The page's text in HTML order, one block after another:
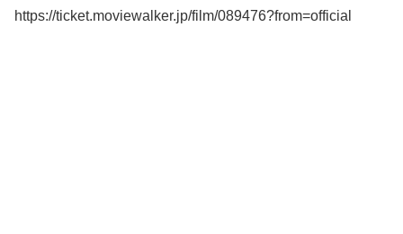
https://ticket.moviewalker.jp/film/089476?from=official